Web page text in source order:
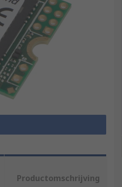
Productomschrijving